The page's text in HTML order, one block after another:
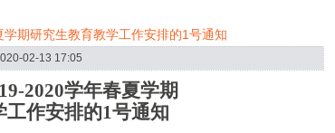
期研究生教育教学工作安排的1号通知
02-13 17:05
2020学年春夏学期
作安排的1号通知